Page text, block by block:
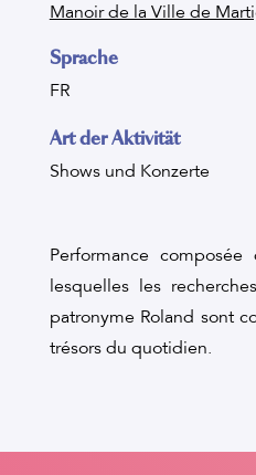
Manoir de la Ville de
Sprache
FR
Art der Aktivität
Shows und Konzerte
Performance
lesquelles les
patronyme Roland sont
trésors du quotidien.